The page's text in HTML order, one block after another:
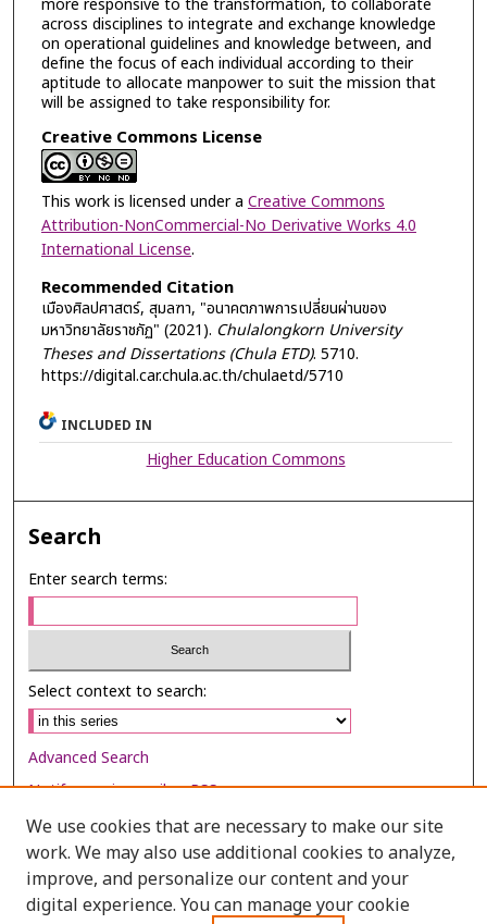
more responsive to the transformation, to collaborate
across disciplines to integrate and exchange knowledge
on operational guidelines and knowledge between, and
define the focus of each individual according to their
aptitude to allocate manpower to suit the mission that
will be assigned to take responsibility for.
Creative Commons License
This work is licensed under a Creative Commons
Attribution-NonCommercial-No Derivative Works 4.0
International License.
Recommended Citation
เมืองศิลปศาสตร์, สุมลฑา, "อนาคตภาพการเปลี่ยนผ่านของ
มหาวิทยาลัยราชภัฏ" (2021). Chulalongkorn University
Theses and Dissertations (Chula ETD). 5710.
https://digital.car.chula.ac.th/chulaetd/5710
INCLUDED IN
Higher Education Commons
Search
Enter search terms:
Select context to search:
Advanced Search
Notify me via email orRSS
Browse
Collections
Disciplines
We use cookies that are necessary to make our site
work. We may also use additional cookies to analyze,
improve, and personalize our content and your
digital experience. You can manage your cookie